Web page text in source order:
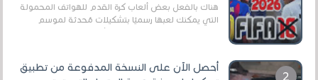
هناك بالفعل بعض ألعاب كرة القدم للهواتف المحمولة
التي يمكنك لعبها رسميًا بتشكيلات مُحدثة لموسم
أحصل الآن على النسخة المدفوعة من تطبيق